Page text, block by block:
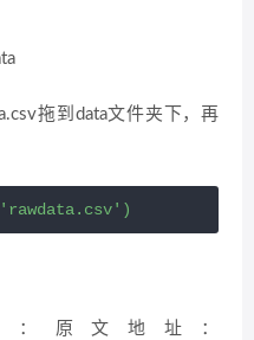
拖到data文件夹下，再
：原文地址：